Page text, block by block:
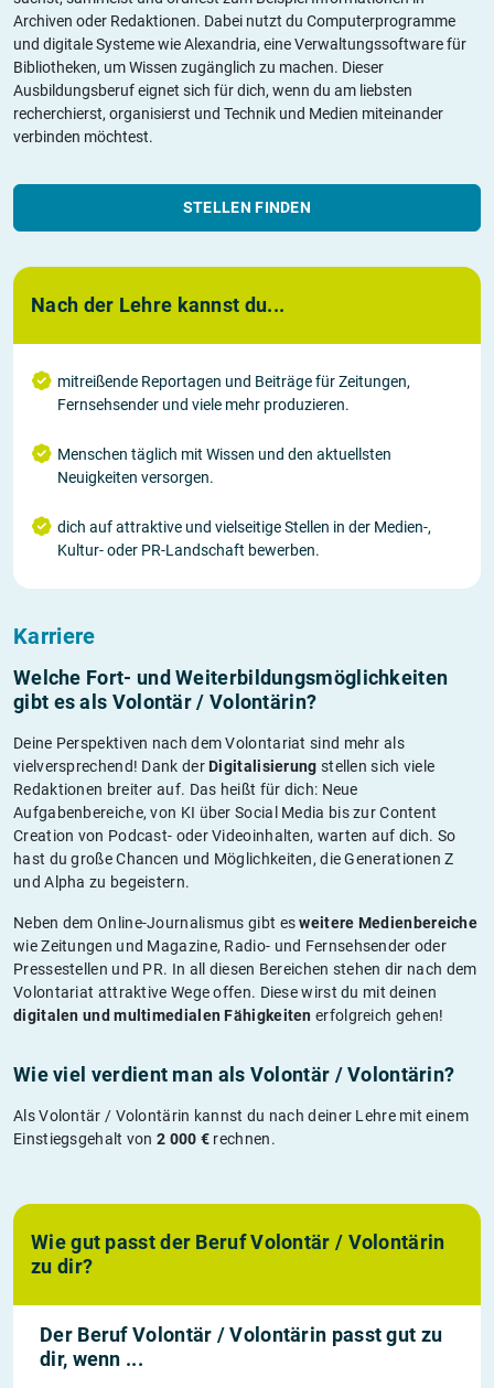
Archiven oder Redaktionen. Dabei nutzt du Computerprogramme
und digitale Systeme wie Alexandria, eine Verwaltungssoftware für
Bibliotheken, um Wissen zugänglich zu machen. Dieser
Ausbildungsberuf eignet sich für dich, wenn du am liebsten
recherchierst, organisierst und Technik und Medien miteinander
verbinden möchtest.
STELLEN FINDEN
Nach der Lehre kannst du...
mitreißende Reportagen und Beiträge für Zeitungen,
Fernsehsender und viele mehr produzieren.
Menschen täglich mit Wissen und den aktuellsten
Neuigkeiten versorgen.
dich auf attraktive und vielseitige Stellen in der Medien-,
Kultur- oder PR-Landschaft bewerben.
Karriere
Welche Fort- und Weiterbildungs­möglichkeiten
gibt es als Volontär / Volontärin?
Deine Perspektiven nach dem Volontariat sind mehr als
vielversprechend! Dank der Digitalisierung stellen sich viele
Redaktionen breiter auf. Das heißt für dich: Neue
Aufgabenbereiche, von KI über Social Media bis zur Content
Creation von Podcast- oder Videoinhalten, warten auf dich. So
hast du große Chancen und Möglichkeiten, die Generationen Z
und Alpha zu begeistern.
Neben dem Online-Journalismus gibt esweitere Medienbereiche
wie Zeitungen und Magazine, Radio- und Fernsehsender oder
Pressestellen und PR. In all diesen Bereichen stehen dir nach dem
Volontariat attraktive Wege offen. Diese wirst du mit deinen
digitalen und multimedialen Fähigkeiten erfolgreich gehen!
Wie viel verdient man als Volontär / Volontärin?
Als Volontär / Volontärin kannst du nach deiner Lehre mit einem
Einstiegsgehalt von2 000 € rechnen.
Wie gut passt der Beruf Volontär / Volontärin
zu dir?
Der Beruf Volontär / Volontärin passt gut zu
dir, wenn ...